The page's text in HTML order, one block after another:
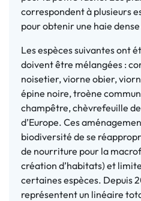
correspondent à plusieurs
pour obtenir une haie dense
Les espèces suivantes ont
doivent être mélangées :
noisetier, viorne obier,
épine noire, troène
champêtre, chèvrefeuille
d’Europe. Ces
biodiversité de se
de nourriture pour la
création d’habitats) et
certaines espèces. Depuis
représentent un linéaire